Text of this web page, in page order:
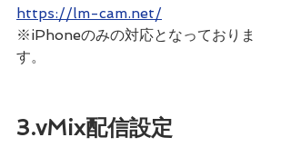
https://lm-cam.net/
※iPhoneのみの対応となっておりま
す。
3.vMix配信設定